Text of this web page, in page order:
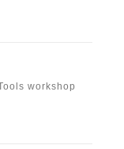
workshop